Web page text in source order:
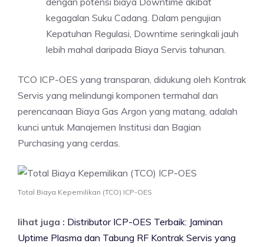
kegagalan Suku Cadang. Dalam pengujian
Kepatuhan Regulasi, Downtime seringkali jauh
lebih mahal daripada Biaya Servis tahunan.
TCO ICP-OES yang transparan, didukung oleh Kontrak
Servis yang melindungi komponen termahal dan
perencanaan Biaya Gas Argon yang matang, adalah
kunci untuk Manajemen Institusi dan Bagian
Purchasing yang cerdas.
Total Biaya Kepemilikan (TCO) ICP-OES
lihat juga : Distributor ICP-OES Terbaik: Jaminan
Uptime Plasma dan Tabung RF Kontrak Servis yang